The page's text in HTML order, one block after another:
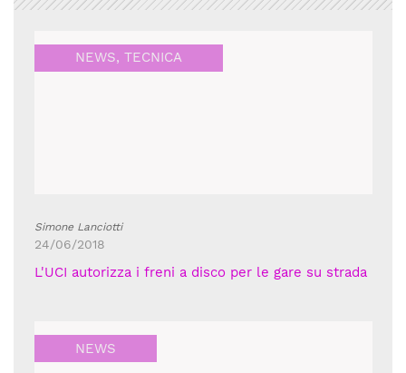
NEWS, TECNICA
Simone Lanciotti
24/06/2018
L'UCI autorizza i freni a disco per le gare su strada
NEWS